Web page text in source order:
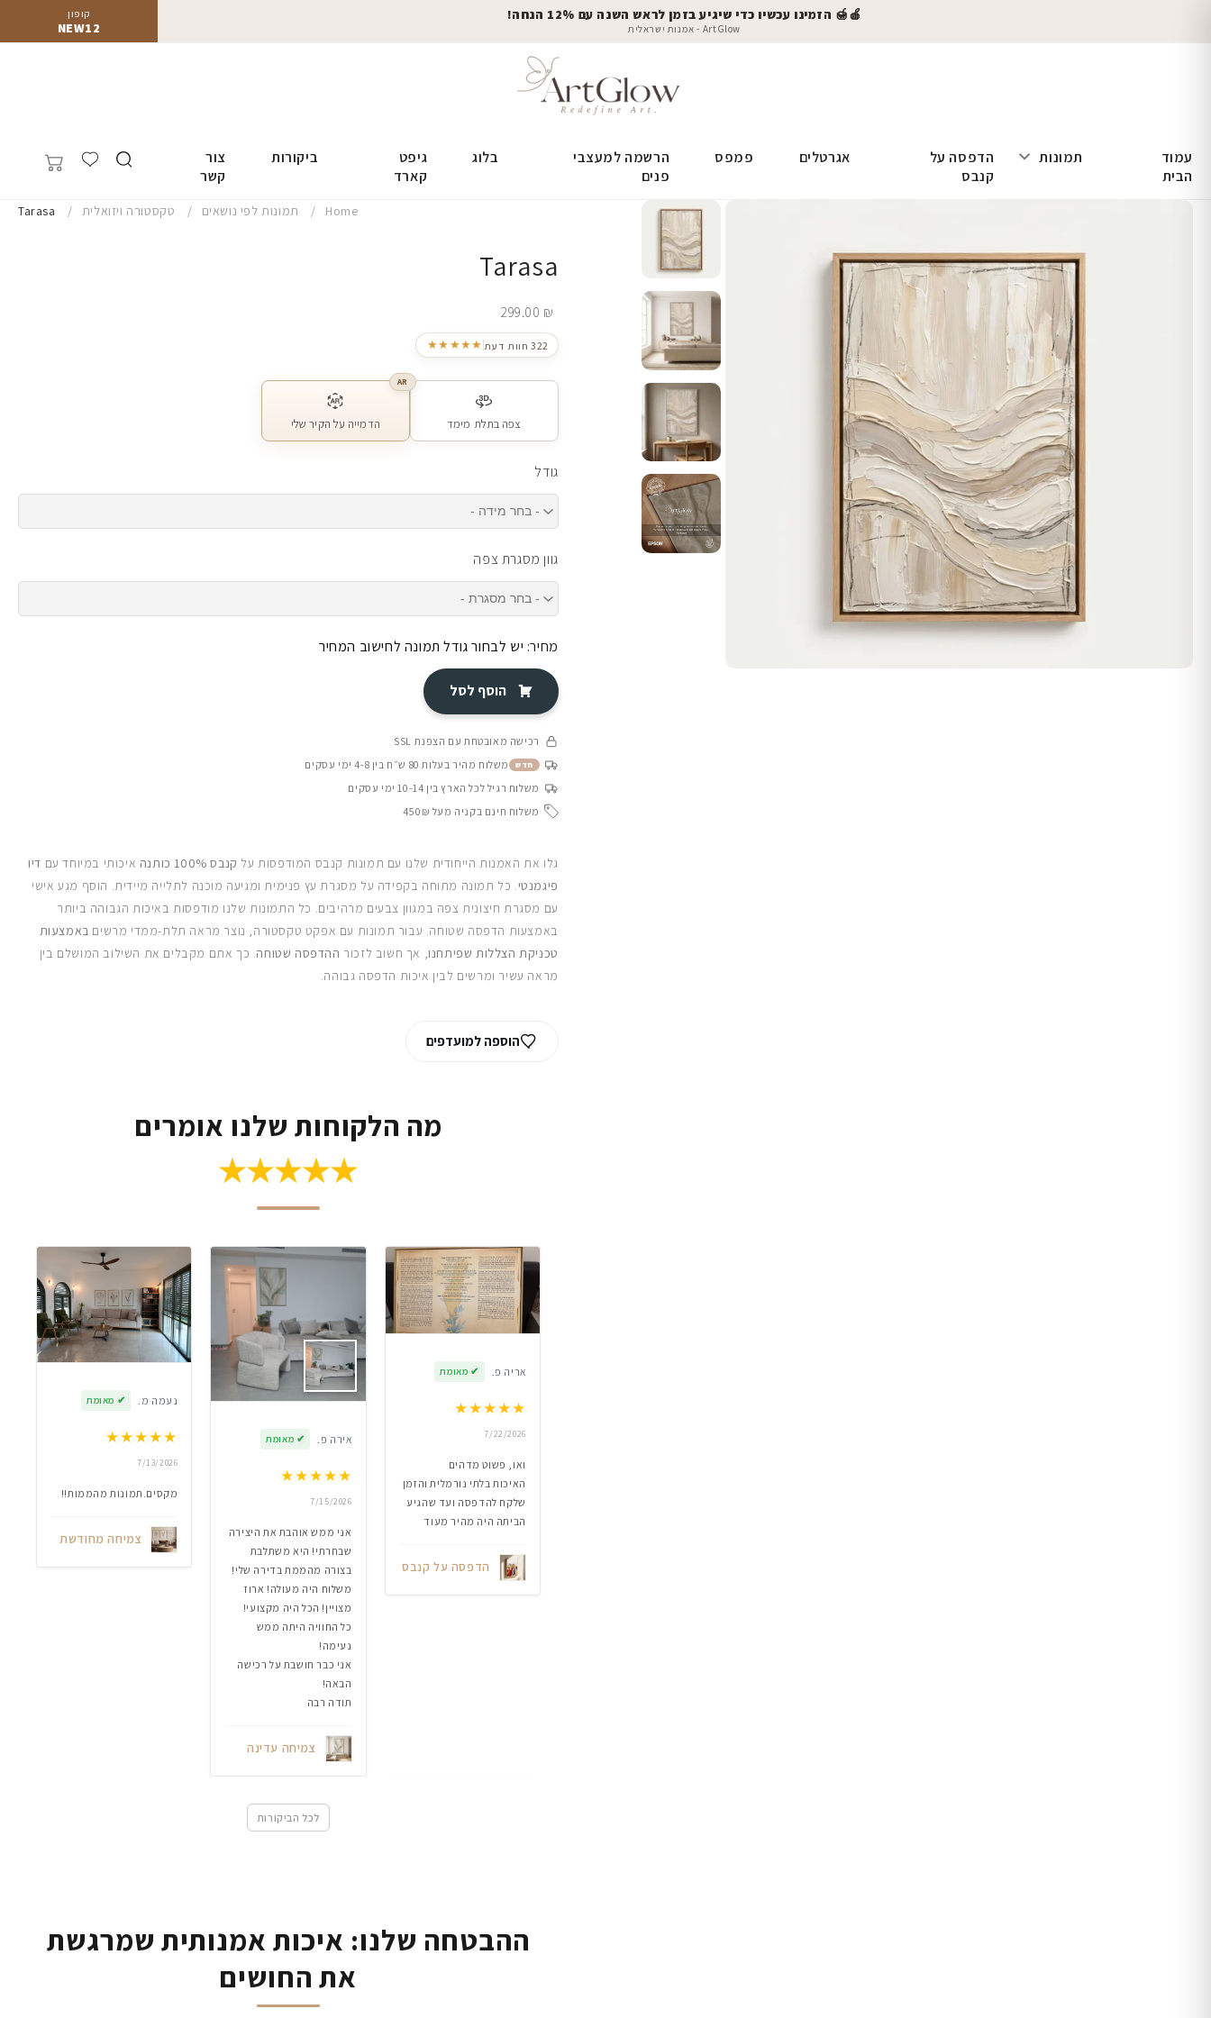
קופון
NEW12
🍎🍯 הזמינו עכשיו כדי שיגיע בזמן לראש השנה עם 12% הנחה!
ArtGlow - אמנות ישראלית
עמוד
הבית
תמונות
הדפסה על
קנבס
אגרטלים פמפס
הרשמה למעצבי
פנים
בלוג
גיפט
קארד
ביקורות
צור
קשר
Home תמונות לפי נושאים טקסטורה ויזואלית Tarasa
Tarasa
299.00 ₪
★★★★★ 322 חוות דעת
צפה בתלת מימד
AR
הדמייה על הקיר שלי
גודל
גוון מסגרת צפה
מחיר: יש לבחור גודל תמונה לחישוב המחיר
הוסף לסל
רכישה מאובטחת עם הצפנת SSL
חדש משלוח מהיר בעלות 80 ש״ח בין 4-8 ימי עסקים
משלוח רגיל לכל הארץ בין 10-14 ימי עסקים
משלוח חינם בקניה מעל 450₪
גלו את האמנות הייחודית שלנו עם תמונות קנבס המודפסות על קנבס 100% כותנה איכותי במיוחד עם דיו
פיגמנטי. כל תמונה מתוחה בקפידה על מסגרת עץ פנימית ומגיעה מוכנה לתלייה מיידית. הוסף מגע אישי
עם מסגרת חיצונית צפה במגוון צבעים מרהיבים. כל התמונות שלנו מודפסות באיכות הגבוהה ביותר
באמצעות הדפסה שטוחה. עבור תמונות עם אפקט טקסטורה, נוצר מראה תלת-ממדי מרשים באמצעות
טכניקת הצללות שפיתחנו, אך חשוב לזכור ההדפסה שטוחה. כך אתם מקבלים את השילוב המושלם בין
מראה עשיר ומרשים לבין איכות הדפסה גבוהה.
הוספה למועדפים
מה הלקוחות שלנו אומרים
★★★★★
אריה פ. ✔ מאומת
★★★★★
7/22/2026
ואו, פשוט מדהים
האיכות בלתי נורמלית והזמן
שלקח להדפסה ועד שהגיע
הביתה היה מהיר מעוד
הדפסה על קנבס
אירה פ. ✔ מאומת
★★★★★
7/15/2026
אני ממש אוהבת את היצירה
שבחרתי! היא משתלבת
בצורה מהממת בדירה שלי!
משלוח היה מעולה! ארוז
מצויין! הכל היה מקצועי!
כל החוויה היתה ממש
נעימה!
אני כבר חושבת על רכישה
הבאה!
תודה רבה
צמיחה עדינה
נעמה מ. ✔ מאומת
★★★★★
7/13/2026
מקסים.תמונות מהממות!!
צמיחה מחודשת
לכל הביקורות
ההבטחה שלנו: איכות אמנותית שמרגשת
את החושים